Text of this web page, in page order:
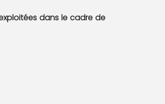
dans le cadre de